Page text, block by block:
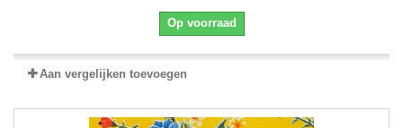
Op voorraad
Aan vergelijken toevoegen